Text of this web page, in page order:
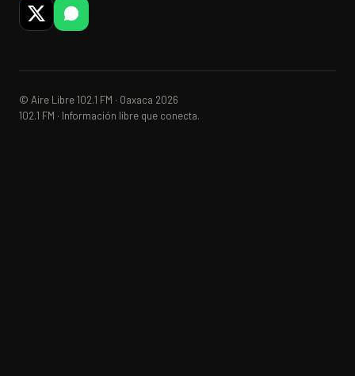
© Aire Libre 102.1 FM · Oaxaca 2026
102.1 FM · Información libre que conecta.